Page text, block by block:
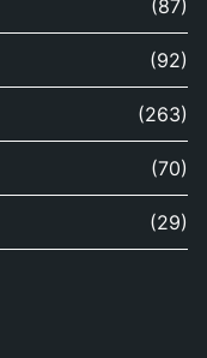
(87)
(92)
(263)
(70)
(29)